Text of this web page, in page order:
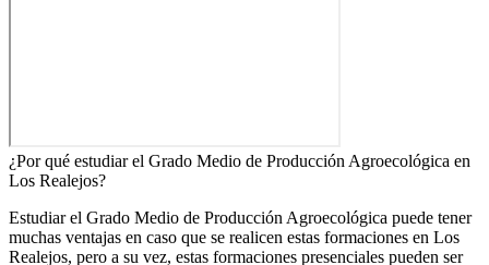
¿Por qué estudiar el Grado Medio de Producción Agroecológica en
Los Realejos?
Estudiar el Grado Medio de Producción Agroecológica puede tener
muchas ventajas en caso que se realicen estas formaciones en Los
Realejos, pero a su vez, estas formaciones presenciales pueden ser